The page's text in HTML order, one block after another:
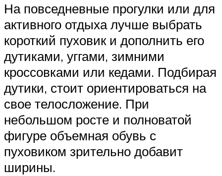
На повседневные прогулки или для
активного отдыха лучше выбрать
короткий пуховик и дополнить его
дутиками, уггами, зимними
кроссовками или кедами. Подбирая
дутики, стоит ориентироваться на
свое телосложение. При
небольшом росте и полноватой
фигуре объемная обувь с
пуховиком зрительно добавит
ширины.